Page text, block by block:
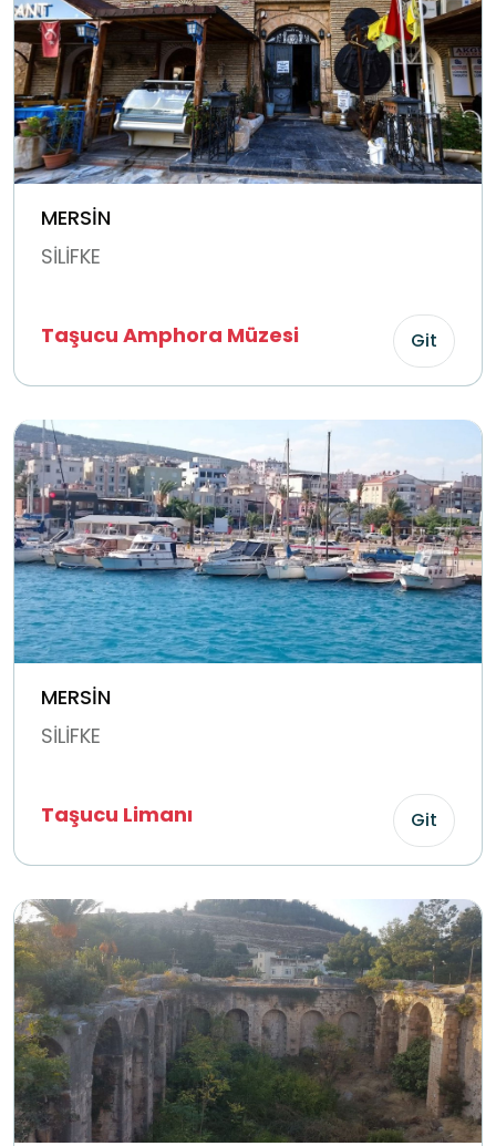
MERSİN
SİLİFKE
Taşucu Amphora Müzesi Git
MERSİN
SİLİFKE
Taşucu Limanı Git